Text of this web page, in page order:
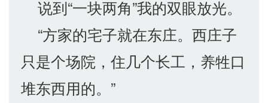
说到“一块两角”我的双眼放光。
“方家的宅子就在东庄。西庄子
只是个场院，住几个长工，养牲口
堆东西用的。”